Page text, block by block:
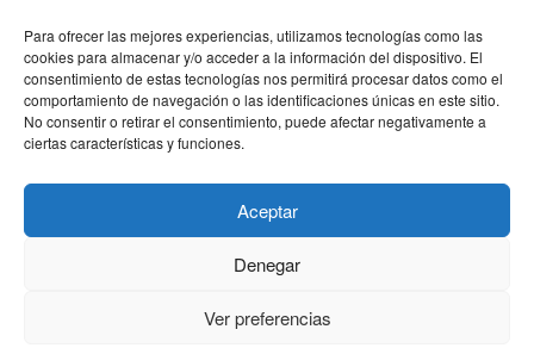
Para ofrecer las mejores experiencias, utilizamos tecnologías como las
cookies para almacenar y/o acceder a la información del dispositivo. El
consentimiento de estas tecnologías nos permitirá procesar datos como el
comportamiento de navegación o las identificaciones únicas en este sitio.
No consentir o retirar el consentimiento, puede afectar negativamente a
ciertas características y funciones.
Aceptar
Denegar
Ver preferencias
proyecto PS4 python Raspberryraspberrypi
raspbian review Servidor Web Sostenibilidad
tecnológicaTecnología torrent
transmissiontutorial ubuntu server Windows
Theme: Catch Box byCatch Themes